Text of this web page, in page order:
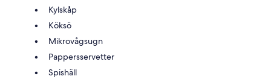
Kylskåp
Köksö
Mikrovågsugn
Pappersservetter
Spishäll